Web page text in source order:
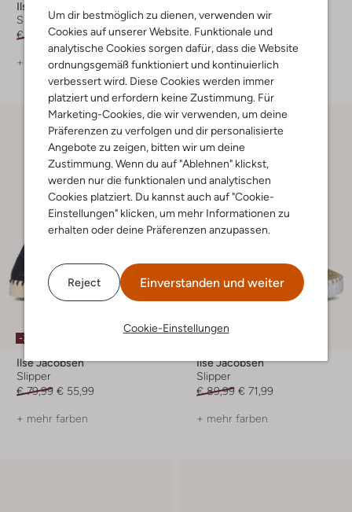
Um dir bestmöglich zu dienen, verwenden wir
Cookies auf unserer Website. Funktionale und
analytische Cookies sorgen dafür, dass die Website
ordnungsgemäß funktioniert und kontinuierlich
verbessert wird. Diese Cookies werden immer
platziert und erfordern keine Zustimmung. Für
Marketing-Cookies, die wir verwenden, um deine
Präferenzen zu verfolgen und dir personalisierte
Angebote zu zeigen, bitten wir um deine
Zustimmung. Wenn du auf "Ablehnen" klickst,
werden nur die funktionalen und analytischen
Cookies platziert. Du kannst auch auf "Cookie-
Einstellungen" klicken, um mehr Informationen zu
erhalten oder deine Präferenzen anzupassen.
Reject Einverstanden und weiter
Cookie-Einstellungen
Ilse Jacobsen
Slipper
€ 89,99 € 62,99
+ mehr farben
Slipper
€ 79,99 € 55,99
+ mehr farben
-30%
Ilse Jacobsen
Slipper
€ 79,99 € 55,99
+ mehr farben
Ilse Jacobsen
Slipper
€ 89,99 € 71,99
+ mehr farben